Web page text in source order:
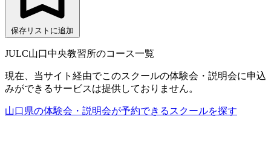
保存リストに追加
JULC山口中央教習所のコース一覧
現在、当サイト経由でこのスクールの体験会・説明会に申込
みができるサービスは提供しておりません。
山口県の体験会・説明会が予約できるスクールを探す